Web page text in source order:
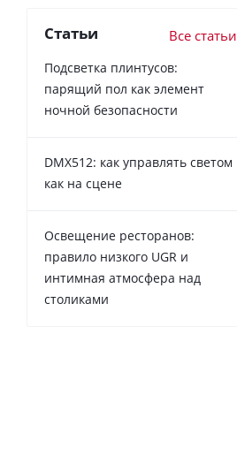
Статьи Все статьи
Подсветка плинтусов:
парящий пол как элемент
ночной безопасности
DMX512: как управлять светом
как на сцене
Освещение ресторанов:
правило низкого UGR и
интимная атмосфера над
столиками